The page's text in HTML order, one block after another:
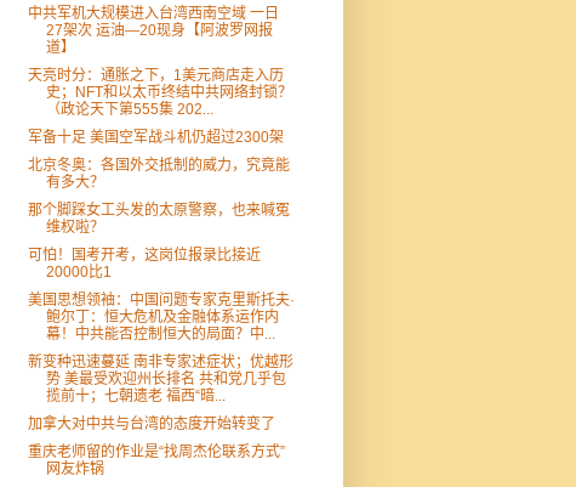
中共军机大规模进入台湾西南空域 一日
27架次 运油—20现身【阿波罗网报
道】
天亮时分：通胀之下，1美元商店走入历
史；NFT和以太币终结中共网络封锁？
（政论天下第555集 202...
军备十足 美国空军战斗机仍超过2300架
北京冬奥：各国外交抵制的威力，究竟能
有多大？
那个脚踩女工头发的太原警察，也来喊冤
维权啦？
可怕！国考开考，这岗位报录比接近
20000比1
美国思想领袖：中国问题专家克里斯托夫·
鲍尔丁：恒大危机及金融体系运作内
幕！中共能否控制恒大的局面？中...
新变种迅速蔓延 南非专家述症状；优越形
势 美最受欢迎州长排名 共和党几乎包
揽前十；七朝遗老 福西“暗...
加拿大对中共与台湾的态度开始转变了
重庆老师留的作业是“找周杰伦联系方式”
网友炸锅